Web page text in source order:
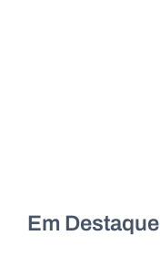
Em Destaque